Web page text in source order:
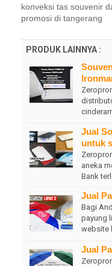
konveksi tas souvenir
promosi di tangerang
PRODUK LAINNYA :
Jual
untuk
aneka
Bank
Jual
Bagi
payung
website
Jual